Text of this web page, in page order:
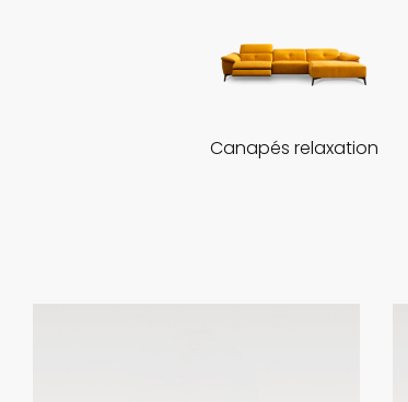
Canapés relaxation